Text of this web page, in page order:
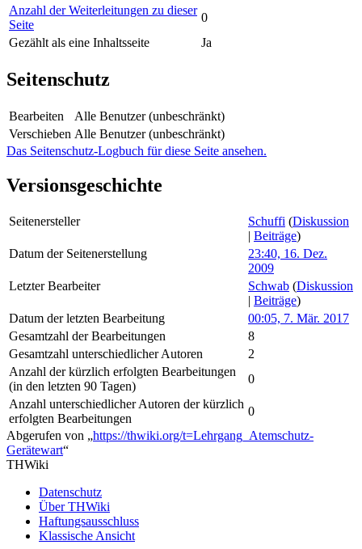
Anzahl der Weiterleitungen zu dieser
Seite
0
Gezählt als eine Inhaltsseite
Ja
Seitenschutz
Bearbeiten
Alle Benutzer (unbeschränkt)
Verschieben Alle Benutzer (unbeschränkt)
Das Seitenschutz-Logbuch für diese Seite ansehen.
Versionsgeschichte
Seitenersteller Schuffi (Diskussion
| Beiträge)
Datum der Seitenerstellung
23:40, 16. Dez.
2009
Letzter Bearbeiter
Schwab (Diskussion
| Beiträge)
Datum der letzten Bearbeitung
00:05, 7. Mär. 2017
Gesamtzahl der Bearbeitungen
8
Gesamtzahl unterschiedlicher Autoren
2
Anzahl der kürzlich erfolgten Bearbeitungen
(in den letzten 90 Tagen)
0
Anzahl unterschiedlicher Autoren der kürzlich
erfolgten Bearbeitungen
0
Abgerufen von „https://thwiki.org/t=Lehrgang_Atemschutz-
Gerätewart“
THWiki
Datenschutz
Über THWiki
Haftungsausschluss
Klassische Ansicht